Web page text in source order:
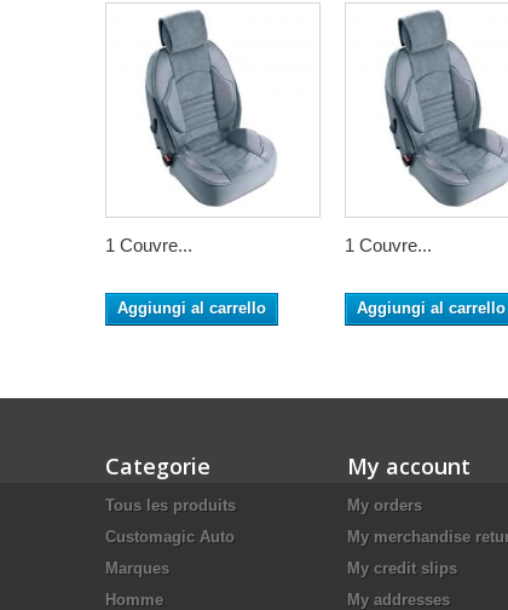
1 Couvre...
Aggiungi al carrello
1 Couvre...
Aggiungi al carrello
Categorie
Tous les produits
Customagic Auto
Marques
Homme
My account
My orders
My merchandise
My credit slips
My addresses